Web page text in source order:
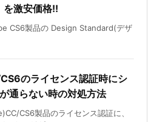
激安価格!!
CS6製品の Design Standard(デザ
のライセンス認証時にシ
通らない時の対処方法
CS6製品のライセンス認証に、